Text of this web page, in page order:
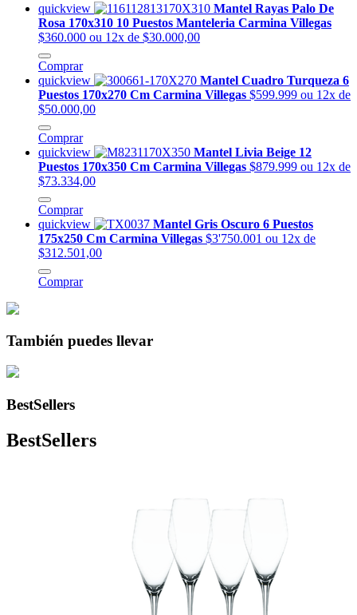
quickview
Mantel Rayas Palo De
Rosa 170x310 10 Puestos Manteleria Carmina Villegas
$360.000 ou 12x de $30.000,00
Comprar
quickview
Mantel Cuadro Turqueza 6
Puestos 170x270 Cm Carmina Villegas $599.999 ou 12x de
$50.000,00
Comprar
quickview
Mantel Livia Beige 12
Puestos 170x350 Cm Carmina Villegas $879.999 ou 12x de
$73.334,00
Comprar
quickview
Mantel Gris Oscuro 6 Puestos
175x250 Cm Carmina Villegas $3'750.001 ou 12x de
$312.501,00
Comprar
También puedes llevar
BestSellers
BestSellers